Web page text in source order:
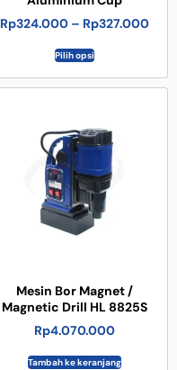
Rp324.000 – Rp327.000
Pilih opsi
Mesin Bor Magnet /
Magnetic Drill HL 8825S
Rp4.070.000
Tambah ke keranjang